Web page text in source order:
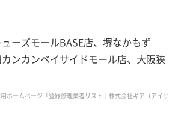
ューズモールBASE店、堺なかもず
ンカンベイサイドモール店、大阪狭
ホームページ「登録修理業者リスト｜株式会社ギア（アイ